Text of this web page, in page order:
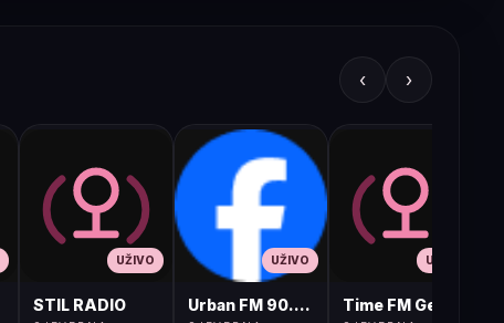
‹ ›
UŽIVO
STIL RADIO
UŽIVO
Urban FM 90.8 Skopje
UŽIVO
Time FM Gevgelija